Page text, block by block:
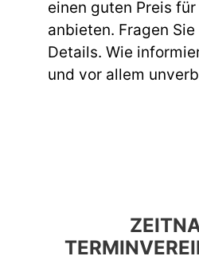
einen guten Preis für
anbieten. Fragen
Details. Wie
und vor allem